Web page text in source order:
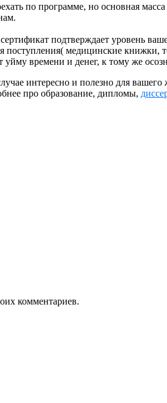
по программе, но основная
подтверждает уровень
поступления( медицинские книжки,
уйму времени и денег, к тому же
интересно и полезно для
про образование, дипломы,
комментариев.